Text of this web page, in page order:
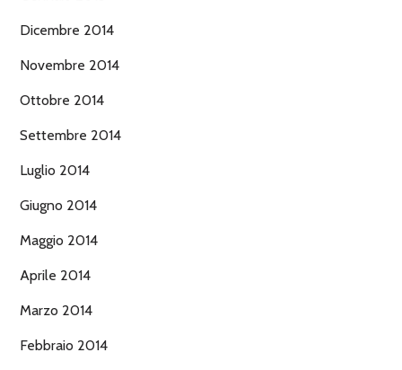
Dicembre 2014
Novembre 2014
Ottobre 2014
Settembre 2014
Luglio 2014
Giugno 2014
Maggio 2014
Aprile 2014
Marzo 2014
Febbraio 2014